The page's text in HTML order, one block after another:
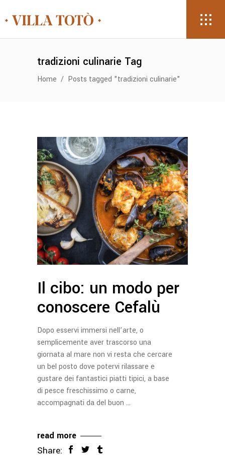
tradizioni culinarie Tag
Home / Posts tagged "tradizioni culinarie"
Il cibo: un modo per
conoscere Cefalù
Dopo esservi immersi nell’arte, o
semplicemente aver trascorso una
giornata al mare non vi resta che cercare
un bel posto dove potervi rilassare e
gustare dei fantastici piatti tipici, a base
di pesce freschissimo o carne,
accompagnati da del buon
read more
Share: